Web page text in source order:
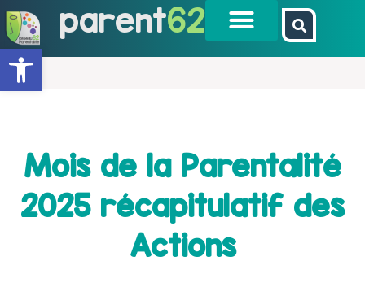
Ouvrir la barre d’outils
parent62
Mois de la Parentalité
2025 récapitulatif des
Actions